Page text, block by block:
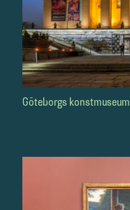
Göteborgs konstmuseum